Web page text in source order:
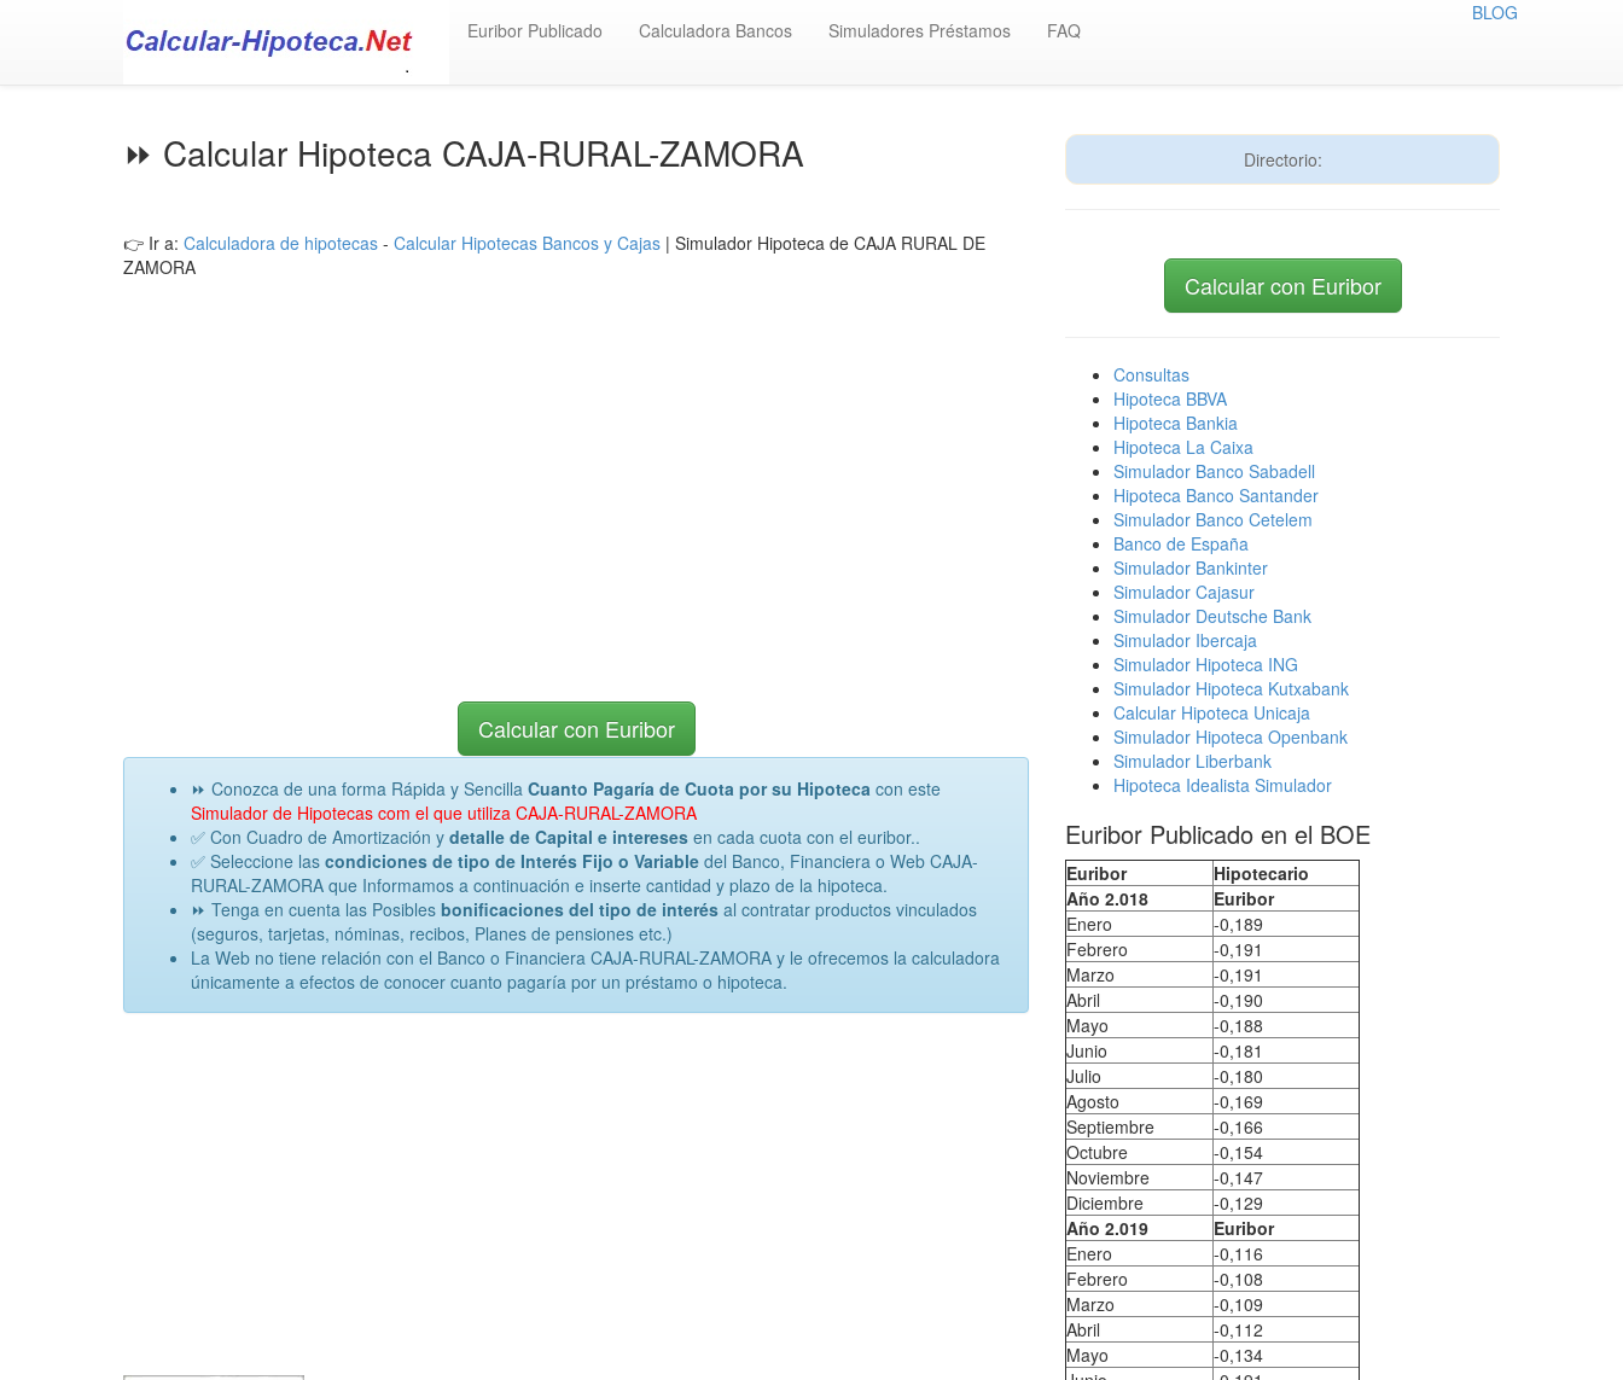
Euribor Publicado Calculadora Bancos Simuladores Préstamos FAQ
BLOG
⏩ Calcular Hipoteca CAJA-RURAL-ZAMORA
👉 Ir a: Calculadora de hipotecas - Calcular Hipotecas Bancos y Cajas | Simulador Hipoteca de CAJA RURAL DE
ZAMORA
Calcular con Euribor
⏩ Conozca de una forma Rápida y Sencilla Cuanto Pagaría de Cuota por su Hipoteca con este
Simulador de Hipotecas com el que utiliza CAJA-RURAL-ZAMORA
✅ Con Cuadro de Amortización y detalle de Capital e intereses en cada cuota con el euribor..
✅ Seleccione las condiciones de tipo de Interés Fijo o Variable del Banco, Financiera o Web CAJA-
RURAL-ZAMORA que Informamos a continuación e inserte cantidad y plazo de la hipoteca.
⏩ Tenga en cuenta las Posibles bonificaciones del tipo de interés al contratar productos vinculados
(seguros, tarjetas, nóminas, recibos, Planes de pensiones etc.)
La Web no tiene relación con el Banco o Financiera CAJA-RURAL-ZAMORA y le ofrecemos la calculadora
únicamente a efectos de conocer cuanto pagaría por un préstamo o hipoteca.
Directorio:
Calcular con Euribor
Consultas
Hipoteca BBVA
Hipoteca Bankia
Hipoteca La Caixa
Simulador Banco Sabadell
Hipoteca Banco Santander
Simulador Banco Cetelem
Banco de España
Simulador Bankinter
Simulador Cajasur
Simulador Deutsche Bank
Simulador Ibercaja
Simulador Hipoteca ING
Simulador Hipoteca Kutxabank
Calcular Hipoteca Unicaja
Simulador Hipoteca Openbank
Simulador Liberbank
Hipoteca Idealista Simulador
Euribor Publicado en el BOE
Euribor
Hipotecario
Año 2.018
Euribor
Enero
-0,189
Febrero
-0,191
Marzo
-0,191
Abril
-0,190
Mayo
-0,188
Junio
-0,181
Julio
-0,180
Agosto
-0,169
Septiembre
-0,166
Octubre
-0,154
Noviembre
-0,147
Diciembre
-0,129
Año 2.019
Euribor
Enero
-0,116
Febrero
-0,108
Marzo
-0,109
Abril
-0,112
Mayo
-0,134